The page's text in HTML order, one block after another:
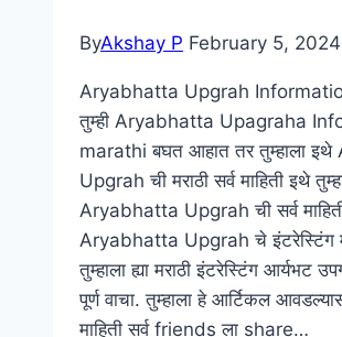
ByAkshay P February 5, 2024
Aryabhatta Upgrah
तुम्ही Aryabhatta Upagraha
marathi बघत आहात तर तुम्हाला
Upgrah ची मराठी सर्व माहिती इथे
Aryabhatta Upgrah ची सर्व
Aryabhatta Upgrah चे इंटरेस्टिंग
तुम्हाला ह्या मराठी इंटरेस्टिंग आर्यभट
पूर्ण वाचा. तुम्हाला हे आर्टिकल
माहिती सर्व friends ला share…